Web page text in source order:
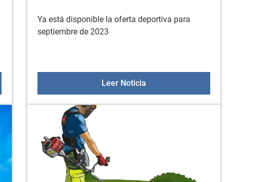
XLV VUELTA A ALAVA- IV MEMORIAL PABLO AGUIRRE
Ya está disponible la oferta deportiva para
septiembre de 2023
Leer Noticia